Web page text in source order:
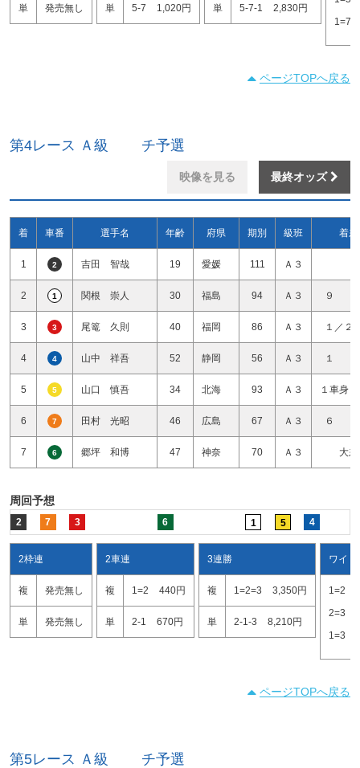
単 発売無し 単 5-7 1,020円 単 5-7-1 2,830円
1=7
ページTOPへ戻る
第4レース Ａ級 チ予選
映像を見る 最終オッズ
着 車番 選手名 年齢 府県 期別 級班 着差
1 2 吉田 智哉 19 愛媛 111 Ａ３
2 1 関根 崇人 30 福島 94 Ａ３ ９
3 3 尾篭 久則 40 福岡 86 Ａ３ １／２
4 4 山中 祥吾 52 静岡 56 Ａ３ １
5 5 山口 慎吾 34 北海 93 Ａ３ １車身
6 7 田村 光昭 46 広島 67 Ａ３ ６
7 6 郷坪 和博 47 神奈 70 Ａ３ 大差
周回予想
2 7 3 6 1 5 4
2枠連
複 発売無し
単 発売無し
2車連
複 1=2 440円
単 2-1 670円
3連勝
複 1=2=3 3,350円
単 2-1-3 8,210円
ワイド
1=2
2=3
1=3
ページTOPへ戻る
第5レース Ａ級 チ予選